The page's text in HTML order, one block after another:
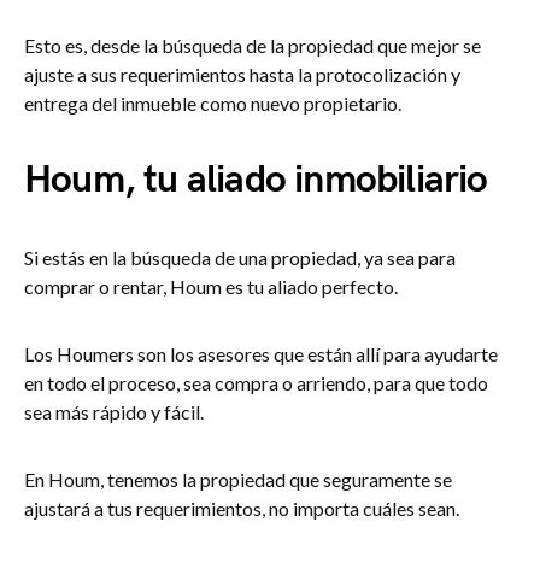
Esto es, desde la búsqueda de la propiedad que mejor se
ajuste a sus requerimientos hasta la protocolización y
entrega del inmueble como nuevo propietario.
Houm, tu aliado inmobiliario
Si estás en la búsqueda de una propiedad, ya sea para
comprar o rentar, Houm es tu aliado perfecto.
Los Houmers son los asesores que están allí para ayudarte
en todo el proceso, sea compra o arriendo, para que todo
sea más rápido y fácil.
En Houm, tenemos la propiedad que seguramente se
ajustará a tus requerimientos, no importa cuáles sean.